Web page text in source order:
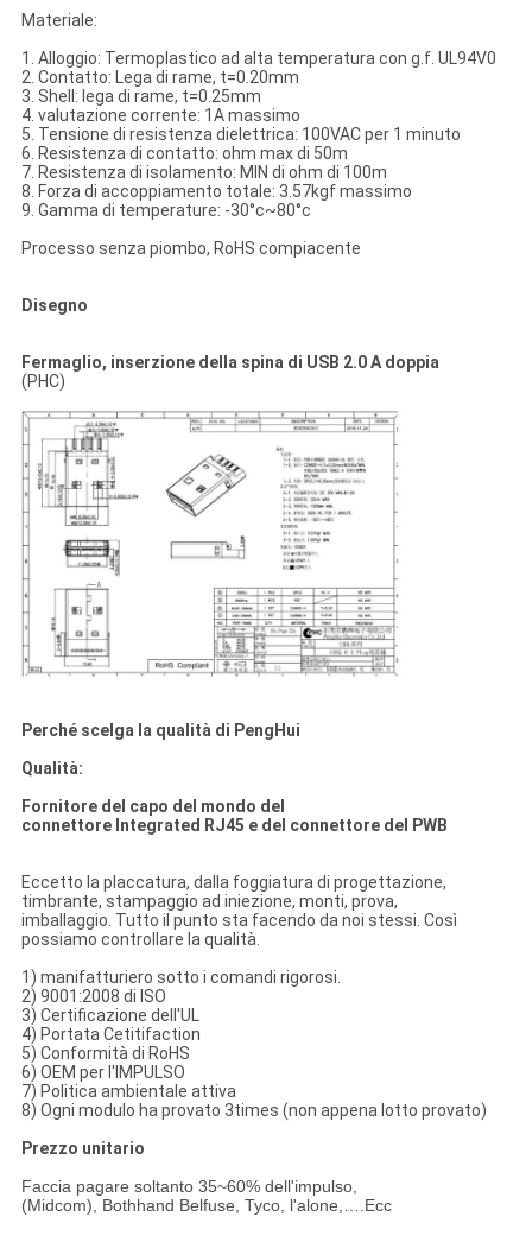
Materiale:
1. Alloggio: Termoplastico ad alta temperatura con g.f. UL94V0
2. Contatto: Lega di rame, t=0.20mm
3. Shell: lega di rame, t=0.25mm
4. valutazione corrente: 1A massimo
5. Tensione di resistenza dielettrica: 100VAC per 1 minuto
6. Resistenza di contatto: ohm max di 50m
7. Resistenza di isolamento: MIN di ohm di 100m
8. Forza di accoppiamento totale: 3.57kgf massimo
9. Gamma di temperature: -30°c~80°c
Processo senza piombo, RoHS compiacente
Disegno
Fermaglio, inserzione della spina di USB 2.0 A doppia
(PHC)
Perché scelga la qualità di PengHui
Qualità:
Fornitore del capo del mondo del
connettore Integrated RJ45 e del connettore del PWB
Eccetto la placcatura, dalla foggiatura di progettazione,
timbrante, stampaggio ad iniezione, monti, prova,
imballaggio. Tutto il punto sta facendo da noi stessi. Così
possiamo controllare la qualità.
1) manifatturiero sotto i comandi rigorosi.
2) 9001:2008 di ISO
3) Certificazione dell'UL
4) Portata Cetitifaction
5) Conformità di RoHS
6) OEM per l'IMPULSO
7) Politica ambientale attiva
8) Ogni modulo ha provato 3times (non appena lotto provato)
Prezzo unitario
Faccia pagare soltanto 35~60% dell'impulso,
(Midcom), Bothhand Belfuse, Tyco, l'alone,….Ecc